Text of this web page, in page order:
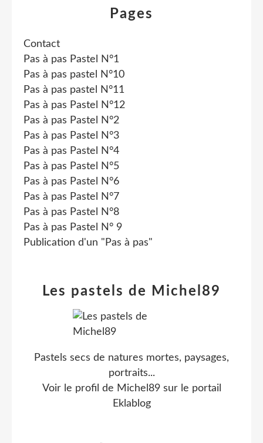
Pages
Contact
Pas à pas Pastel N°1
Pas à pas pastel N°10
Pas à pas pastel N°11
Pas à pas Pastel N°12
Pas à pas Pastel N°2
Pas à pas Pastel N°3
Pas à pas Pastel N°4
Pas à pas Pastel N°5
Pas à pas Pastel N°6
Pas à pas Pastel N°7
Pas à pas Pastel N°8
Pas à pas Pastel N° 9
Publication d'un "Pas à pas"
Les pastels de Michel89
Pastels secs de natures mortes, paysages,
portraits...
Voir le profil de Michel89sur le portail
Eklablog